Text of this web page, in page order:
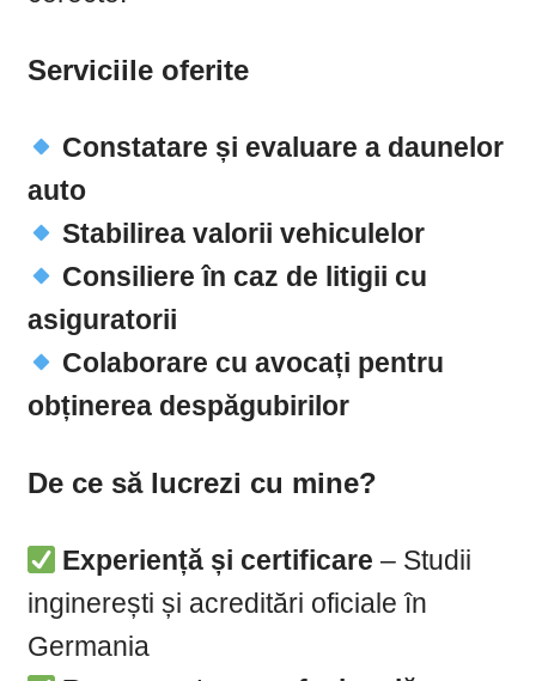
Serviciile oferite
Constatare și evaluare a daunelor
auto
Stabilirea valorii vehiculelor
Consiliere în caz de litigii cu
asiguratorii
Colaborare cu avocați pentru
obținerea despăgubirilor
De ce să lucrezi cu mine?
Experiență și certificare – Studii
inginerești și acreditări oficiale în
Germania